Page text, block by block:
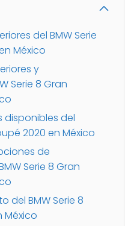
del BMW Serie
México
y
Serie 8 Gran
disponibles del
2020 en México
de
Serie 8 Gran
del BMW Serie 8
México